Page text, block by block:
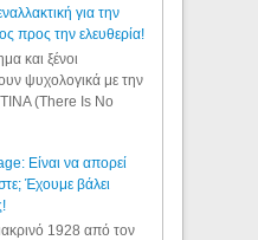
για την
προς την ελευθερία!
και ξένοι
ψυχολογικά με την
(There Is No
Είναι να απορεί
Έχουμε βάλει
1928 από τον